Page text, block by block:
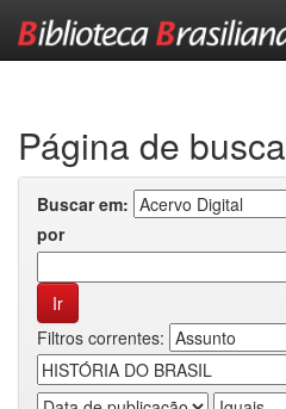
Página de busca
Buscar em:
por
Filtros correntes: